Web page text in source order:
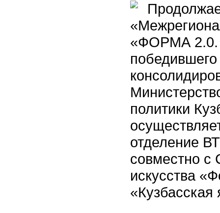
«ФОРМА 2.0.
победившего
политики
отделение
совместно с
искусства
«Кузбасская